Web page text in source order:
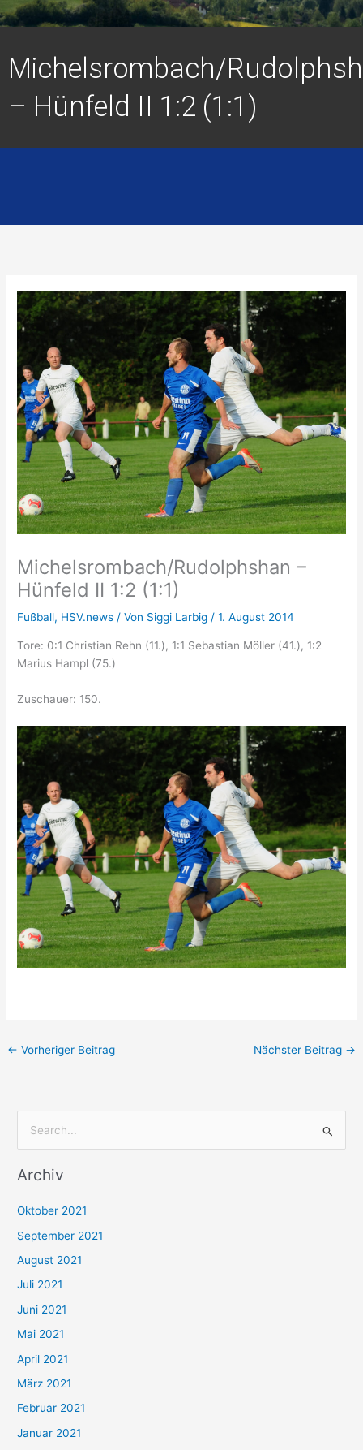
Michelsrombach/
– Hünfeld II 1:2 (1:1)
Michelsrombach/Rudolphshan –
Hünfeld II 1:2 (1:1)
Fußball, HSV.news / Von Siggi Larbig/1. August 2014
Tore: 0:1 Christian Rehn (11.), 1:1 Sebastian Möller (41.), 1:2
Marius Hampl (75.)
Zuschauer: 150.
← Vorheriger Beitrag Nächster Beitrag →
c
n
n
a
c
h
:
Archiv
Oktober 2021
September 2021
August 2021
Juli 2021
Juni 2021
Mai 2021
April 2021
März 2021
Februar 2021
Januar 2021